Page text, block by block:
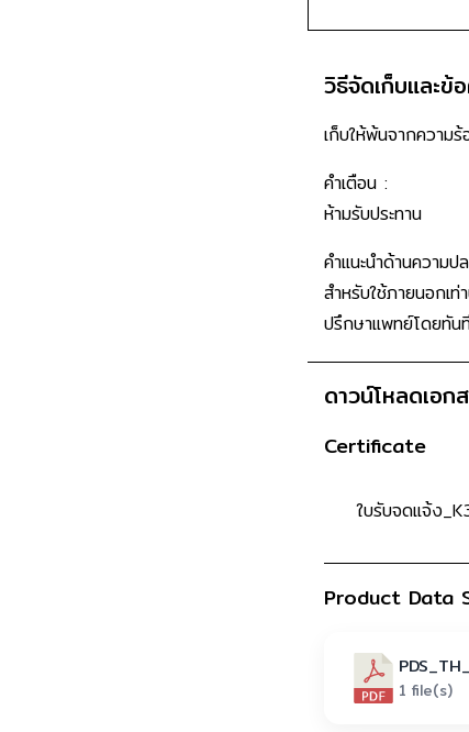
วิธีจัดเก็บและข้
เก็บให้พ้นจากความ
คำเตือน :
ห้ามรับประทาน
คำแนะนำด้านความ
สำหรับใช้ภายนอกเ
ปรึกษาแพทย์โดยทัน
ดาวน์โหลดเอก
Certificate
ใบรับจดแจ้ง
Product Data
1 file(s)